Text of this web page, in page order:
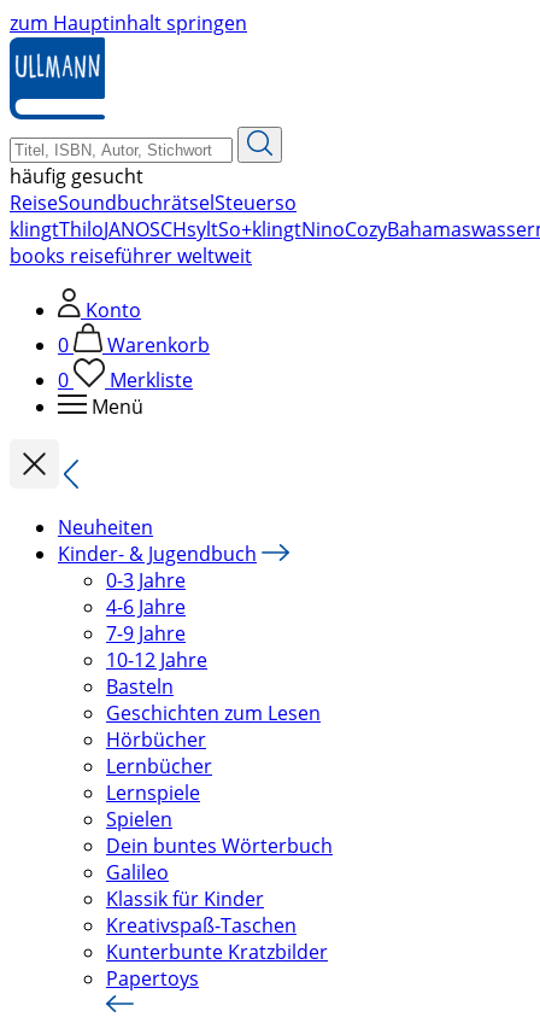
zum Hauptinhalt springen
häufig gesucht
ReiseSoundbuchrätselSteuerso
klingtThiloJANOSCHsyltSo+klingtNinoCozyBahamas
books reiseführer weltweit
Konto
0
Warenkorb
0
Merkliste
Menü
Neuheiten
Kinder- & Jugendbuch
0-3 Jahre
4-6 Jahre
7-9 Jahre
10-12 Jahre
Basteln
Geschichten zum Lesen
Hörbücher
Lernbücher
Lernspiele
Spielen
Dein buntes Wörterbuch
Galileo
Klassik für Kinder
Kreativspaß-Taschen
Kunterbunte Kratzbilder
Papertoys